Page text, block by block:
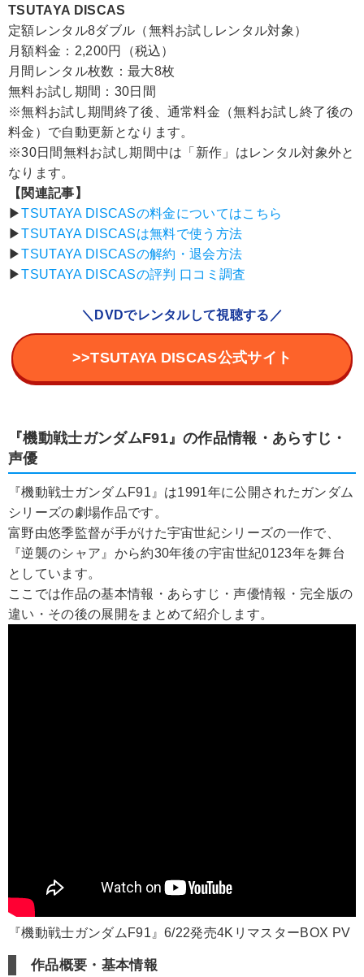
TSUTAYA DISCAS
定額レンタル8ダブル（無料お試しレンタル対象）
月額料金：2,200円（税込）
月間レンタル枚数：最大8枚
無料お試し期間：30日間
※無料お試し期間終了後、通常料金（無料お試し終了後の
料金）で自動更新となります。
※30日間無料お試し期間中は「新作」はレンタル対象外と
なります。
【関連記事】
▶︎TSUTAYA DISCASの料金についてはこちら
▶︎TSUTAYA DISCASは無料で使う方法
▶︎TSUTAYA DISCASの解約・退会方法
▶︎TSUTAYA DISCASの評判 口コミ調査
＼DVDでレンタルして視聴する／
>>TSUTAYA DISCAS公式サイト
『機動戦士ガンダムF91』の作品情報・あらすじ・
声優
『機動戦士ガンダムF91』は1991年に公開されたガンダム
シリーズの劇場作品です。
富野由悠季監督が手がけた宇宙世紀シリーズの一作で、
『逆襲のシャア』から約30年後の宇宙世紀0123年を舞台
としています。
ここでは作品の基本情報・あらすじ・声優情報・完全版の
違い・その後の展開をまとめて紹介します。
『機動戦士ガンダムF91』6/22発売4KリマスターBOX PV
作品概要・基本情報